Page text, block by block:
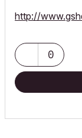
http://
0